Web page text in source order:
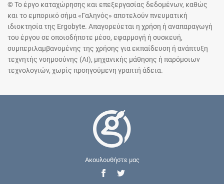
© Το έργο καταχώρησης και επεξεργασίας δεδομένων, καθώς
και το εμπορικό σήμα «Γαληνός» αποτελούν πνευματική
ιδιοκτησία της Ergobyte. Απαγορεύεται η χρήση ή αναπαραγωγή
του έργου σε οποιοδήποτε μέσο, εφαρμογή ή συσκευή,
συμπεριλαμβανομένης της χρήσης για εκπαίδευση ή ανάπτυξη
τεχνητής νοημοσύνης (AI), μηχανικής μάθησης ή παρόμοιων
τεχνολογιών, χωρίς προηγούμενη γραπτή άδεια.
Ακουλουθήστε μας